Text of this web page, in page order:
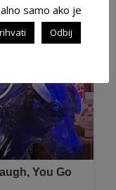
samo ako je
Odbij